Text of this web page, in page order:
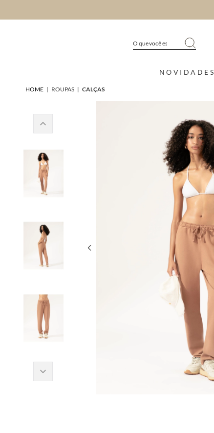
NOVIDADES
HOME | ROUPAS | CALÇAS